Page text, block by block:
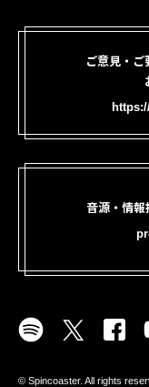
ご意見・ご
音源・情報
©︎ Spincoaster. All rights